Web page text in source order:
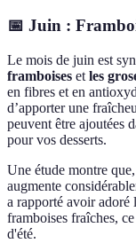
📅 Juin :
Le mois de juin est
framboises et les
en fibres et en
d’apporter une
peuvent être ajoutées
pour vos desserts.
Une étude montre
augmente
a rapporté avoir adoré
framboises fraîches,
d'été.